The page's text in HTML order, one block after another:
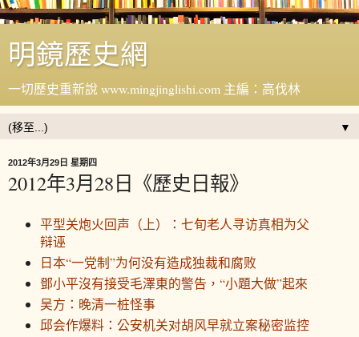
明鏡歷史網
一切歷史重新說 www.mingjinglishi.com 主編：高伐林
▼
2012年3月29日 星期四
2012年3月28日《歷史日報》
平型关炮火回声（上）：七旬老人寻访真相为父
辩诬
日本“一党制”为何没有造成独裁和腐败
鄧小平沒有接受毛澤東的警告，“小題大做”起來
吴方：晚清一桩怪事
邱会作爆料：公安机关对胡风早就立案秘密监控